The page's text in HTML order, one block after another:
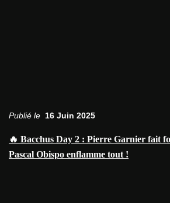
Publié le 16 Juin 2025
🔥 Bacchus Day 2 : Pierre Garnier fait
Pascal Obispo enflamme tout !